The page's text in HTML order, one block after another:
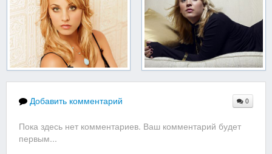
Добавить комментарий 0
Пока здесь нет комментариев. Ваш комментарий будет
первым...